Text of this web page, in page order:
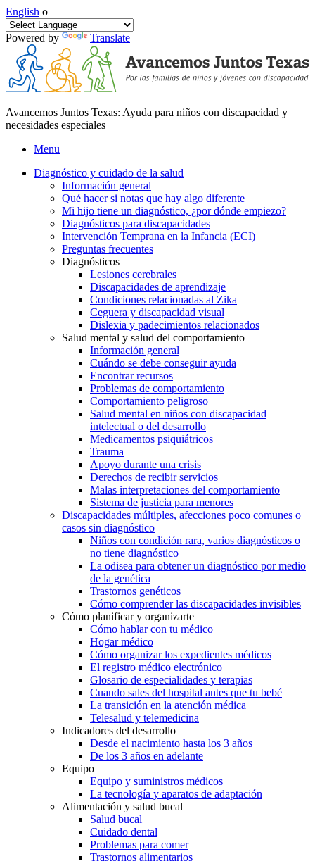
English o
Powered by Translate
Avancemos Juntos Texas: Ayuda para niños con discapacidad y
necesidades especiales
Menu
Diagnóstico y cuidado de la salud
Información general
Qué hacer si notas que hay algo diferente
Mi hijo tiene un diagnóstico, ¿por dónde empiezo?
Diagnósticos para discapacidades
Intervención Temprana en la Infancia (ECI)
Preguntas frecuentes
Diagnósticos
Lesiones cerebrales
Discapacidades de aprendizaje
Condiciones relacionadas al Zika
Ceguera y discapacidad visual
Dislexia y padecimientos relacionados
Salud mental y salud del comportamiento
Información general
Cuándo se debe conseguir ayuda
Encontrar recursos
Problemas de comportamiento
Comportamiento peligroso
Salud mental en niños con discapacidad
intelectual o del desarrollo
Medicamentos psiquiátricos
Trauma
Apoyo durante una crisis
Derechos de recibir servicios
Malas interpretaciones del comportamiento
Sistema de justicia para menores
Discapacidades múltiples, afecciones poco comunes o
casos sin diagnóstico
Niños con condición rara, varios diagnósticos o
no tiene diagnóstico
La odisea para obtener un diagnóstico por medio
de la genética
Trastornos genéticos
Cómo comprender las discapacidades invisibles
Cómo planificar y organizarte
Cómo hablar con tu médico
Hogar médico
Cómo organizar los expedientes médicos
El registro médico electrónico
Glosario de especialidades y terapias
Cuando sales del hospital antes que tu bebé
La transición en la atención médica
Telesalud y telemedicina
Indicadores del desarrollo
Desde el nacimiento hasta los 3 años
De los 3 años en adelante
Equipo
Equipo y suministros médicos
La tecnología y aparatos de adaptación
Alimentación y salud bucal
Salud bucal
Cuidado dental
Problemas para comer
Trastornos alimentarios